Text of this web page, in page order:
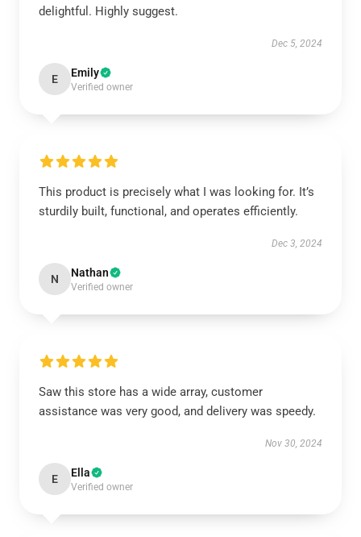
delightful. Highly suggest.
Dec 5, 2024
E Emily
Verified owner
This product is precisely what I was looking for. It’s
sturdily built, functional, and operates efficiently.
Dec 3, 2024
N Nathan
Verified owner
Saw this store has a wide array, customer
assistance was very good, and delivery was speedy.
Nov 30, 2024
E Ella
Verified owner